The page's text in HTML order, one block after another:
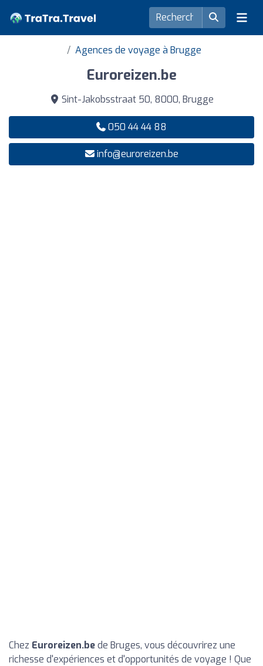
Agences de voyage à Brugge
Euroreizen.be
Sint-Jakobsstraat 50, 8000, Brugge
050 44 44 88
info@euroreizen.be
Chez Euroreizen.bede Bruges, vous découvrirez une
richesse d'expériences et d'opportunités de voyage ! Que